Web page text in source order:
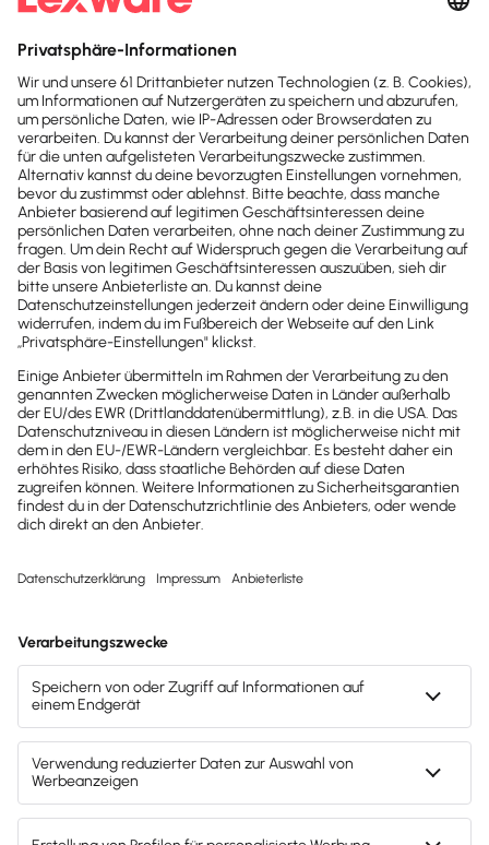
Newsletter
Brandheiße
News direkt in
dein Postfach
Möchtest du zukünftig
wichtige News zu
Gesetzesänderungen,
hilfreiche Praxis-Tipps und
kostenlose Tools für
Unternehmen erhalten?
Dann abonniere unseren
Mach's dir leicht und gib deinem Business den